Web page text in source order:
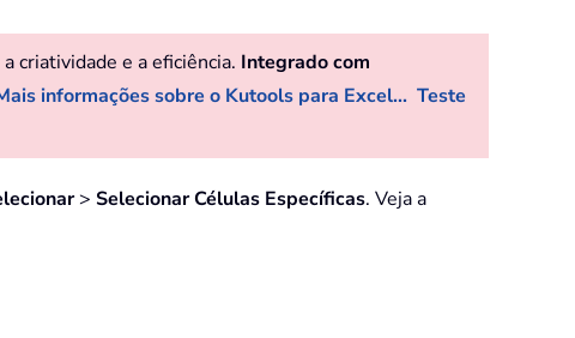
criatividade e a eficiência. Integrado com
informações sobre o Kutools para Excel... Teste
> Selecionar Células Específicas. Veja a